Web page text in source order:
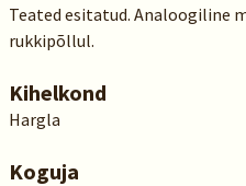
Teated esitatud. Analoogiline
rukkipõllul.
Kihelkond
Hargla
Koguja